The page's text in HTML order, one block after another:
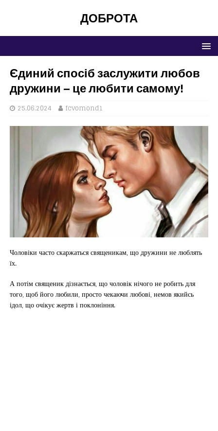
ДОБРОТА
Єдиний спосіб заслужити любов
дружини – це любити самому!
25.06.2024 fcvomond1
Чоловіки часто скаржаться священикам, що дружини не люблять
їх.
А потім священик дізнається, що чоловік нічого не робить для
того, щоб його любили, просто чекаючи любові, немов якийсь
ідол, що очікує жертв і поклоніння.